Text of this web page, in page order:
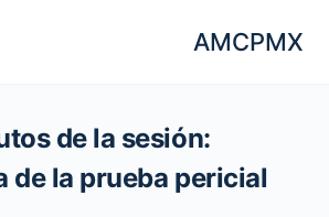
AMCPMX
de la sesión:
de la prueba pericial